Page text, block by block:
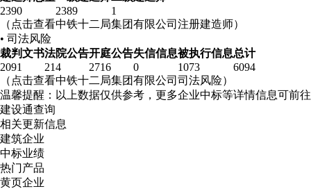
2390
2389
1
（点击查看中铁十二局集团有限公司注册建造师）
• 司法风险
裁判文书法院公告开庭公告失信信息被执行信息总计
2091
214 2716 0 1073
6094
（点击查看中铁十二局集团有限公司司法风险）
温馨提醒：以上数据仅供参考，更多企业中标等详情信息可前往
建设通查询
相关更新信息
建筑企业
中标业绩
热门产品
黄页企业